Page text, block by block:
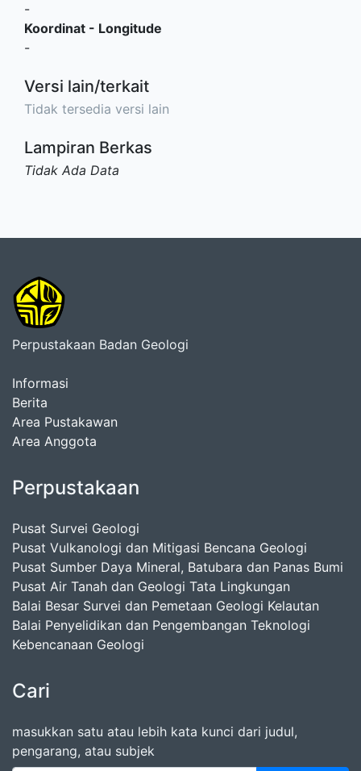
-
Koordinat - Longitude
-
Versi lain/terkait
Tidak tersedia versi lain
Lampiran Berkas
Tidak Ada Data
Perpustakaan Badan Geologi
Informasi
Berita
Area Pustakawan
Area Anggota
Perpustakaan
Pusat Survei Geologi
Pusat Vulkanologi dan Mitigasi Bencana Geologi
Pusat Sumber Daya Mineral, Batubara dan Panas Bumi
Pusat Air Tanah dan Geologi Tata Lingkungan
Balai Besar Survei dan Pemetaan Geologi Kelautan
Balai Penyelidikan dan Pengembangan Teknologi
Kebencanaan Geologi
Cari
masukkan satu atau lebih kata kunci dari judul,
pengarang, atau subjek